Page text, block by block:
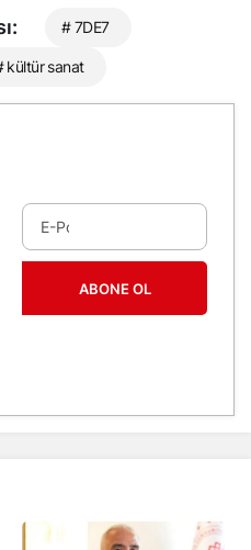
# 7DE7
kültür sanat
ABONE OL